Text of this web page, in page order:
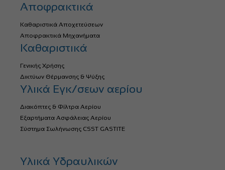
Αποφρακτικά
Καθαριστικά Αποχετεύσεων
Αποφρακτικά Μηχανήματα
Καθαριστικά
Γενικής Χρήσης
Δικτύων Θέρμανσης & Ψύξης
Υλικά Εγκ/σεων αερίου
Διακόπτες & Φίλτρα Αερίου
Εξαρτήματα Ασφάλειας Αερίου
Σύστημα Σωλήνωσης CSST GASTITE
Υλικά Υδραυλικών